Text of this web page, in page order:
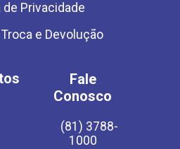
de Privacidade
e Devolução
Fale
Conosco
(81) 3788-
1000